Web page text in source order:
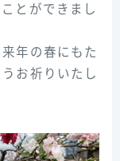
とができまし
年の春にもた
お祈りいたし